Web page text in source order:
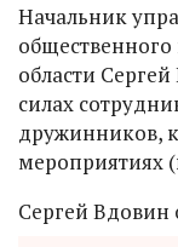
Начальник
области
силах
дружинников,
мероприятиях
Сергей Вдовин